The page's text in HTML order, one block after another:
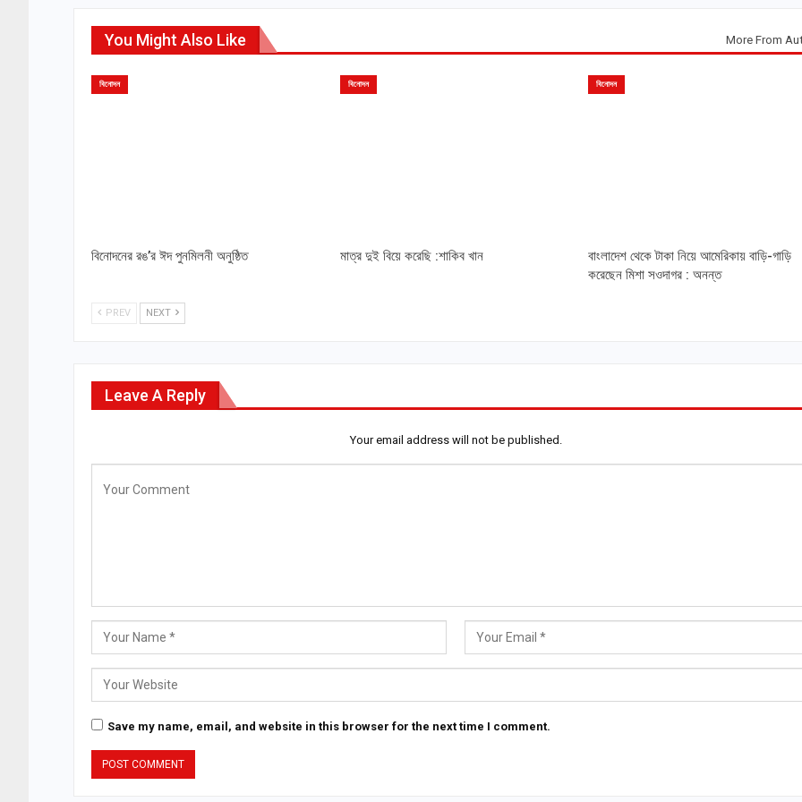
You Might Also Like More From
বিনোদন
বিনোদনের রঙ’র ঈদ পুনমিলনী অনুষ্ঠিত
বিনোদন
মাত্র দুই বিয়ে করেছি :শাকিব খান
বিনোদন
বাংলাদেশ থেকে টাকা নিয়ে আমেরিকায় বাড়ি-গাড়ি
করেছেন মিশা সওদাগর : অনন্ত
PREV NEXT
Leave A Reply
Your email address will not be published.
Save my name, email, and website in this browser for the next time I comment.